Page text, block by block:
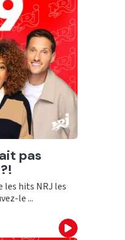
pas
les hits NRJ les
le ...
Ecouter